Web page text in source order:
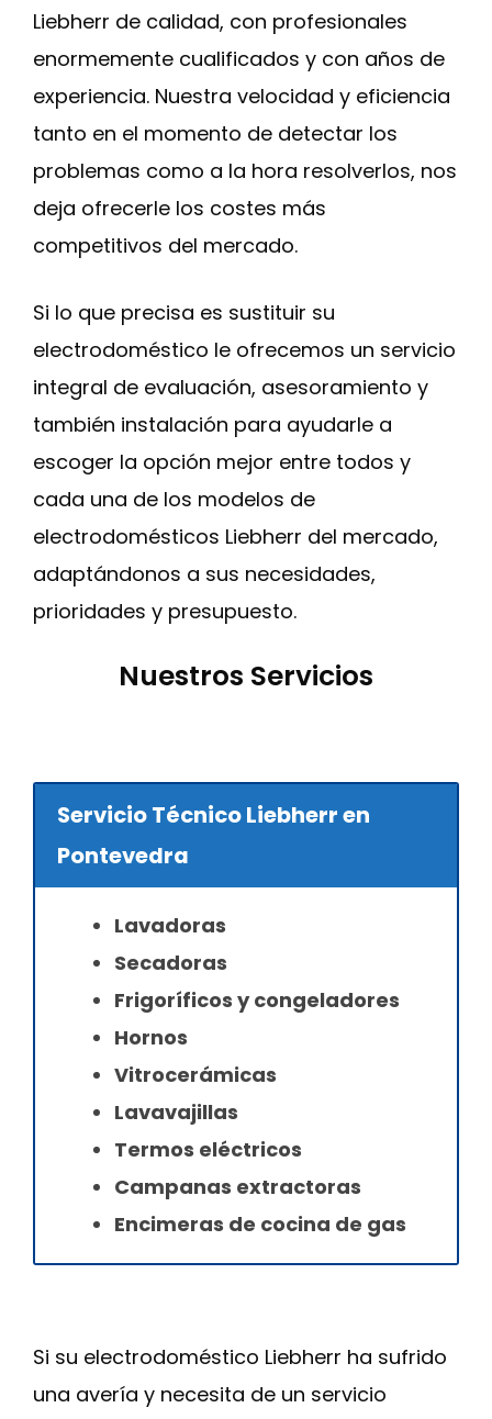
Liebherr de calidad, con profesionales
enormemente cualificados y con años de
experiencia. Nuestra velocidad y eficiencia
tanto en el momento de detectar los
problemas como a la hora resolverlos, nos
deja ofrecerle los costes más
competitivos del mercado.
Si lo que precisa es sustituir su
electrodoméstico le ofrecemos un servicio
integral de evaluación, asesoramiento y
también instalación para ayudarle a
escoger la opción mejor entre todos y
cada una de los modelos de
electrodomésticos Liebherr del mercado,
adaptándonos a sus necesidades,
prioridades y presupuesto.
Nuestros Servicios
Servicio Técnico Liebherr en
Pontevedra
Lavadoras
Secadoras
Frigoríficos y congeladores
Hornos
Vitrocerámicas
Lavavajillas
Termos eléctricos
Campanas extractoras
Encimeras de cocina de gas
Si su electrodoméstico Liebherr ha sufrido
una avería y necesita de un servicio